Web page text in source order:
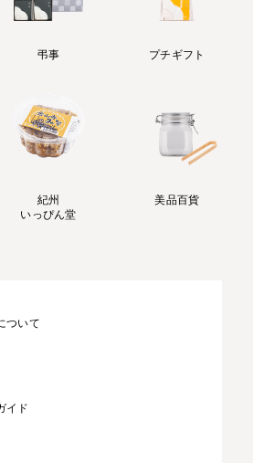
弔事 プチギフト
紀州
いっぴん堂
美品百貨
ついて
イド